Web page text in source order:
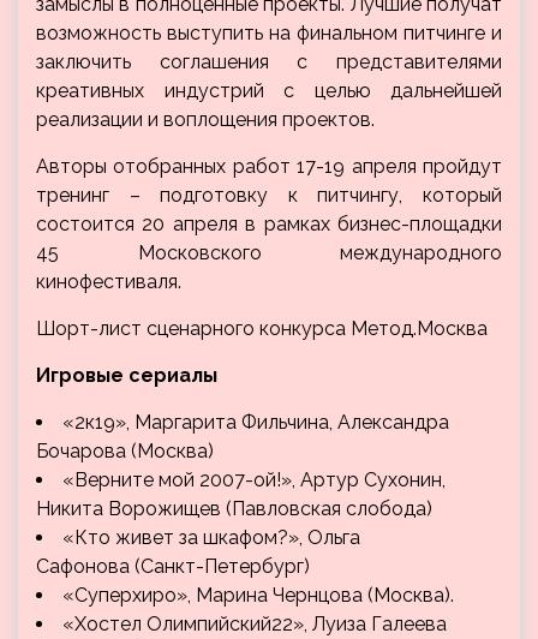
возможность выступить на финальном питчинге и
заключить соглашения с представителями
креативных индустрий с целью дальнейшей
реализации и воплощения проектов.
Авторы отобранных работ 17-19 апреля пройдут
тренинг – подготовку к питчингу, который
состоится 20 апреля в рамках бизнес-площадки
45 Московского международного
кинофестиваля.
Шорт-лист сценарного конкурса Метод.Москва
Игровые сериалы
«2к19», Маргарита Фильчина, Александра
Бочарова (Москва)
«Верните мой 2007-ой!», Артур Сухонин,
Никита Ворожищев (Павловская слобода)
«Кто живет за шкафом?», Ольга
Сафонова (Санкт-Петербург)
«Суперхиро», Марина Чернцова (Москва).
«Хостел Олимпийский22», Луиза Галеева